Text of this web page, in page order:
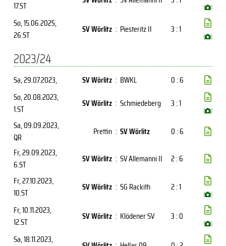
17.ST
( )
So, 15.06.2025,
26.ST
SV Wörlitz : Piesteritz II 3 : 1
( )
2023/24
Sa, 29.07.2023, SV Wörlitz : BWKL
0 : 6
So, 20.08.2023,
1.ST
SV Wörlitz : Schmiedeberg 3 : 1
( )
Sa, 09.09.2023,
QR
Prettin : SV Wörlitz
0 : 6
Fr, 29.09.2023,
6.ST
SV Wörlitz : SV Allemanni II
2 : 6
Fr, 27.10.2023,
10.ST
SV Wörlitz : SG Rackith 2 : 1
( )
Fr, 10.11.2023,
12.ST
SV Wörlitz : Klödener SV 3 : 0
( )
Sa, 18.11.2023,